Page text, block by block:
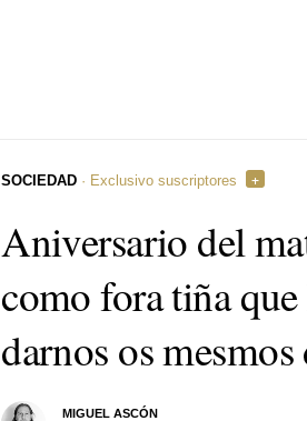
Aniversario del
como fora tiña
darnos os
MIGUEL ASCÓN
SOCIEDAD · Exclusivo suscriptores